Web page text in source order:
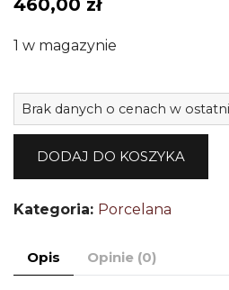
1 w magazynie
Brak danych o cenach w
DODAJ DO KOSZYKA
Kategoria: Porcelana
Opis Opinie (0)